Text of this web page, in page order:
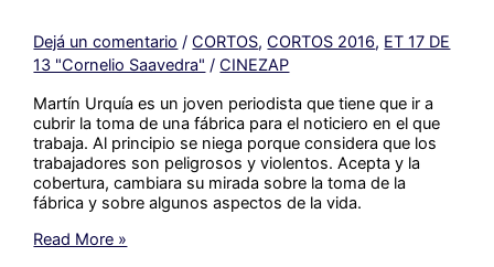
Dejá un comentario /CORTOS,CORTOS 2016, ET 17 DE
13 "Cornelio Saavedra" /CINEZAP
Martín Urquía es un joven periodista que tiene que ir a
cubrir la toma de una fábrica para el noticiero en el que
trabaja. Al principio se niega porque considera que los
trabajadores son peligrosos y violentos. Acepta y la
cobertura, cambiara su mirada sobre la toma de la
fábrica y sobre algunos aspectos de la vida.
#119_
Read More »